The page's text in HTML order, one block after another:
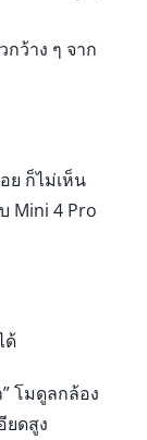
ว้าง ๆ จาก
ย ก็ไม่เห็น
Mini 4 Pro
ด้
โมดูลกล้อง
ยดสูง